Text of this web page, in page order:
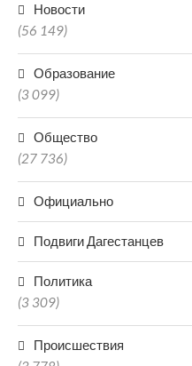
Новости
(56 149)
Образование
(3 099)
Общество
(27 736)
Официально
Подвиги Дагестанцев
Политика
(3 309)
Происшествия